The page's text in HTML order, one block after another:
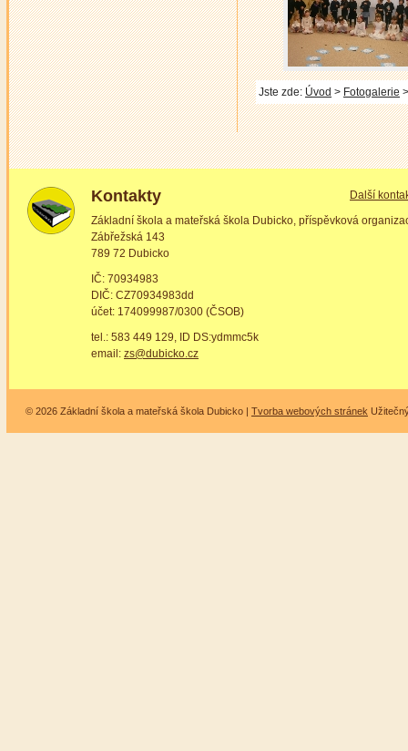
Jste zde: Úvod > Fotogalerie
Kontakty Další
Základní škola a mateřská škola Dubicko, příspěvková
Zábřežská 143
789 72 Dubicko
IČ: 70934983
DIČ: CZ70934983dd
účet: 174099987/0300 (ČSOB)
tel.: 583 449 129, ID DS:ydmmc5k
email: zs@dubicko.cz
© 2026 Základní škola a mateřská škola Dubicko | Tvorba webových stránek